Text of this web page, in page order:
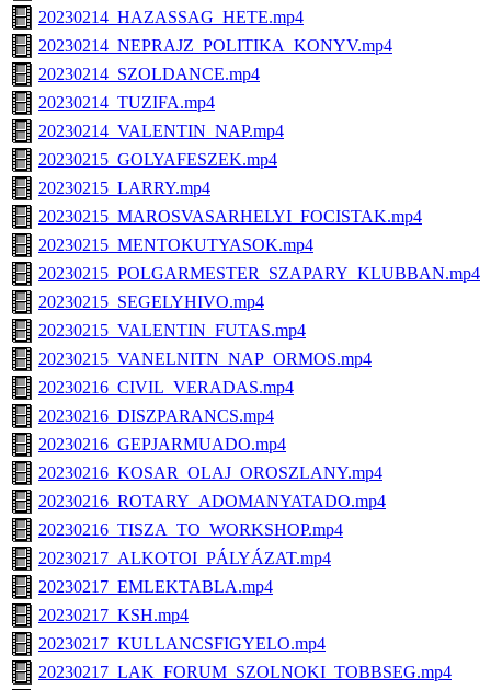
20230214_HAZASSAG_HETE.mp4
20230214_NEPRAJZ_POLITIKA_KONYV.mp4
20230214_SZOLDANCE.mp4
20230214_TUZIFA.mp4
20230214_VALENTIN_NAP.mp4
20230215_GOLYAFESZEK.mp4
20230215_LARRY.mp4
20230215_MAROSVASARHELYI_FOCISTAK.mp4
20230215_MENTOKUTYASOK.mp4
20230215_POLGARMESTER_SZAPARY_KLUBBAN.mp4
20230215_SEGELYHIVO.mp4
20230215_VALENTIN_FUTAS.mp4
20230215_VANELNITN_NAP_ORMOS.mp4
20230216_CIVIL_VERADAS.mp4
20230216_DISZPARANCS.mp4
20230216_GEPJARMUADO.mp4
20230216_KOSAR_OLAJ_OROSZLANY.mp4
20230216_ROTARY_ADOMANYATADO.mp4
20230216_TISZA_TO_WORKSHOP.mp4
20230217_ALKOTOI_PÁLYÁZAT.mp4
20230217_EMLEKTABLA.mp4
20230217_KSH.mp4
20230217_KULLANCSFIGYELO.mp4
20230217_LAK_FORUM_SZOLNOKI_TOBBSEG.mp4